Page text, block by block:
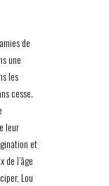
de
une
les
cesse.
leur
et
l’âge
Lou